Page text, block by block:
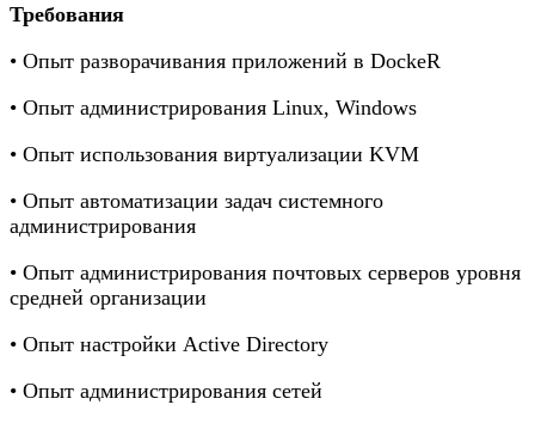
Требования
• Опыт разворачивания приложений в DockeR
• Опыт администрирования Linux, Windows
• Опыт использования виртуализации KVM
• Опыт автоматизации задач системного
администрирования
• Опыт администрирования почтовых серверов уровня
средней организации
• Опыт настройки Active Directory
• Опыт администрирования сетей